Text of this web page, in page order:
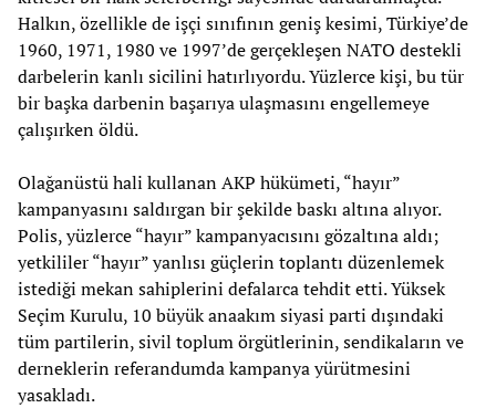
Halkın, özellikle de işçi sınıfının geniş kesimi, Türkiye’de
1960, 1971, 1980 ve 1997’de gerçekleşen NATO destekli
darbelerin kanlı sicilini hatırlıyordu. Yüzlerce kişi, bu tür
bir başka darbenin başarıya ulaşmasını engellemeye
çalışırken öldü.
Olağanüstü hali kullanan AKP hükümeti, “hayır”
kampanyasını saldırgan bir şekilde baskı altına alıyor.
Polis, yüzlerce “hayır” kampanyacısını gözaltına aldı;
yetkililer “hayır” yanlısı güçlerin toplantı düzenlemek
istediği mekan sahiplerini defalarca tehdit etti. Yüksek
Seçim Kurulu, 10 büyük anaakım siyasi parti dışındaki
tüm partilerin, sivil toplum örgütlerinin, sendikaların ve
derneklerin referandumda kampanya yürütmesini
yasakladı.